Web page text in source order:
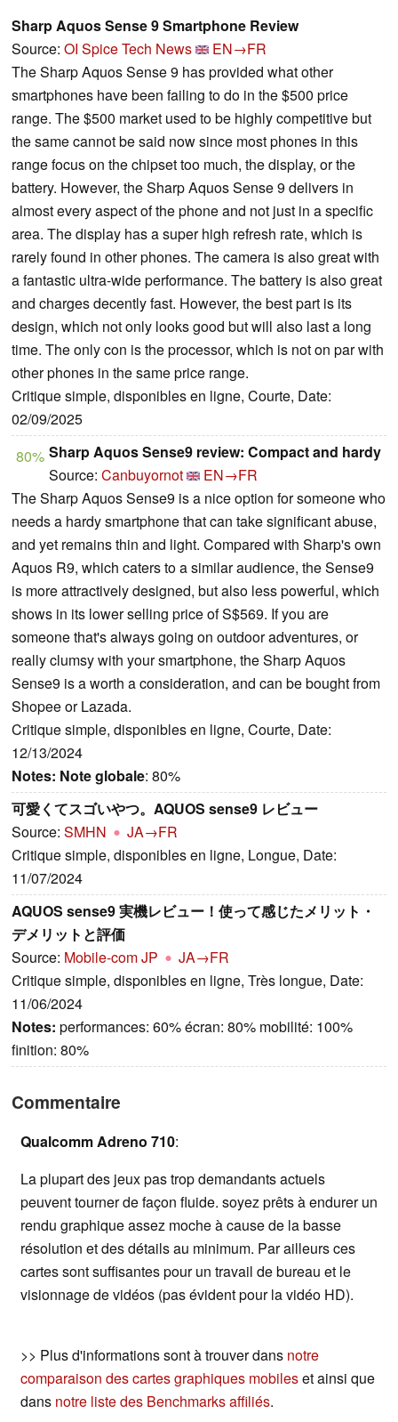
Sharp Aquos Sense 9 Smartphone Review
Source: OI Spice Tech News
EN→FR
The Sharp Aquos Sense 9 has provided what other
smartphones have been failing to do in the $500 price
range. The $500 market used to be highly competitive but
the same cannot be said now since most phones in this
range focus on the chipset too much, the display, or the
battery. However, the Sharp Aquos Sense 9 delivers in
almost every aspect of the phone and not just in a specific
area. The display has a super high refresh rate, which is
rarely found in other phones. The camera is also great with
a fantastic ultra-wide performance. The battery is also great
and charges decently fast. However, the best part is its
design, which not only looks good but will also last a long
time. The only con is the processor, which is not on par with
other phones in the same price range.
Critique simple, disponibles en ligne, Courte, Date:
02/09/2025
80% Sharp Aquos Sense9 review: Compact and hardy
Source: Canbuyornot
EN→FR
The Sharp Aquos Sense9 is a nice option for someone who
needs a hardy smartphone that can take significant abuse,
and yet remains thin and light. Compared with Sharp's own
Aquos R9, which caters to a similar audience, the Sense9
is more attractively designed, but also less powerful, which
shows in its lower selling price of S$569. If you are
someone that's always going on outdoor adventures, or
really clumsy with your smartphone, the Sharp Aquos
Sense9 is a worth a consideration, and can be bought from
Shopee or Lazada.
Critique simple, disponibles en ligne, Courte, Date:
12/13/2024
Notes: Note globale: 80%
可愛くてスゴいやつ。AQUOS sense9 レビュー
Source: SMHN
JA→FR
Critique simple, disponibles en ligne, Longue, Date:
11/07/2024
AQUOS sense9 実機レビュー！使って感じたメリット・
デメリットと評価
Source: Mobile-com JP
JA→FR
Critique simple, disponibles en ligne, Très longue, Date:
11/06/2024
Notes: performances: 60% écran: 80% mobilité: 100%
finition: 80%
Commentaire
Qualcomm Adreno 710:
La plupart des jeux pas trop demandants actuels
peuvent tourner de façon fluide. soyez prêts à endurer un
rendu graphique assez moche à cause de la basse
résolution et des détails au minimum. Par ailleurs ces
cartes sont suffisantes pour un travail de bureau et le
visionnage de vidéos (pas évident pour la vidéo HD).
>> Plus d'informations sont à trouver dans notre
comparaison des cartes graphiques mobileset ainsi que
dans notre liste des Benchmarks affiliés.